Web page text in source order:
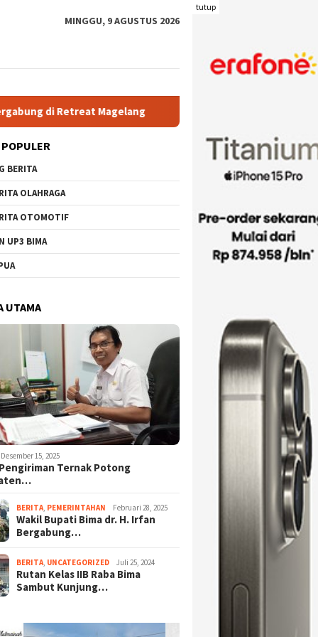
tutup
MINGGU, 9 AGUSTUS 2026
Rutan Kelas IIB Raba Bima Sambut Kunjungan Pj.
BERITA
OLAHRAGA
OTOMOTIF
UP3 BIMA
UTAMA
Desember 15, 2025
Ternak Potong
BERITA PEMERINTAHAN Februari 28, 2025
Wakil Bupati Bima dr. H. Irfan
Bergabung…
BERITA UNCATEGORIZED Juli 25, 2024
Rutan Kelas IIB Raba Bima
Sambut Kunjung…